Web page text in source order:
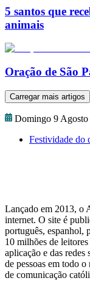
5 santos que
animais
Oração de São
Carregar mais artigos
Domingo 9 Agosto
Festividade do
Lançado em 2013, o
internet. O site é
português, espanhol,
10 milhões de
aplicação e das
de pessoas em todo
de comunicação